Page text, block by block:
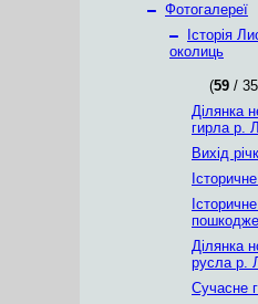
– Фотогалереї
–
Історія
околиць
(59 /
Ділянка
гирла р.
Вихід
Ділянка
русла р.
Сучасне